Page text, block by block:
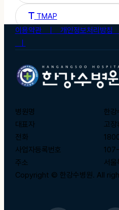
TMAP한강수병원 티맵 길
이용약관 ㅣ 개인정보처리방침
ㅣ
병원명
한강
대표자
고장
전화
사업자등록번호
주소
서
Copyright © 한강수병원. All